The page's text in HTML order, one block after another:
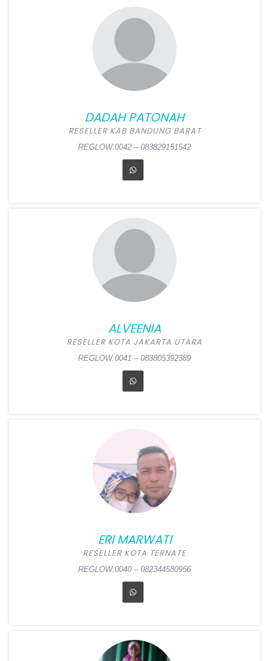
Position:
Wakatobi
Alamat:Pasar Sentral
Usuku, Tongano Barat,
Tomia Timur, Wakatobi
REGLOW.0043 – 085212491970
DADAH PATONAH
RESELLER KAB BANDUNG BARAT
REGLOW.0042 – 083829151542
Position:
Bandung Barat
Alamat:Kp Cantrawayang
RT 02 RW 03, Karangsari,
Cipongkor, Bandung Barat
REGLOW.0042 – 083829151542
ALVEENIA
RESELLER KOTA JAKARTA UTARA
REGLOW.0041 – 083805392389
Position:Reseller Kota
Jakarta Utara
Alamat:Jl. Kalibaru Timur
V.C No 13 RT 12 RW 13, Kali
Baru, Cilincing, Jakarta
REGLOW.0041 – 083805392389
ERI MARWATI
RESELLER KOTA TERNATE
REGLOW.0040 – 082344580956